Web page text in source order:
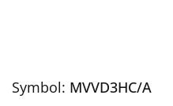
Symbol: MVVD3HC/A